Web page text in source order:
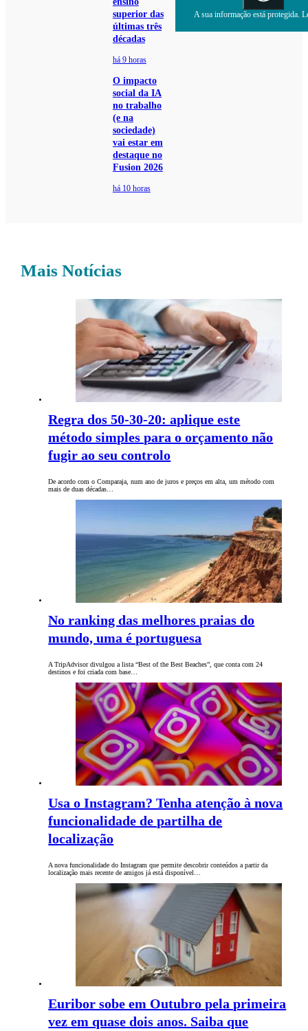
superior das
últimas três
décadas
há 9 horas
O impacto
social da IA
no trabalho
(e na
sociedade)
vai estar em
destaque no
Fusion 2026
há 10 horas
A sua informação está protegida.
Mais Notícias
Regra dos 50-30-20: aplique este
método simples para o orçamento não
fugir ao seu controlo
De acordo com o Comparaja, num ano de juros e preços em alta, um método com
mais de duas décadas…
No ranking das melhores praias do
mundo, uma é portuguesa
A TripAdvisor divulgou a lista “Best of the Best Beaches”, que conta com 24
destinos e foi criada com base…
Usa o Instagram? Tenha atenção à nova
funcionalidade de partilha de
localização
A nova funcionalidade do Instagram que permite descobrir conteúdos a partir da
localização mais recente de amigos já está disponível…
Euribor sobe em Outubro pela primeira
vez em quase dois anos. Saiba que